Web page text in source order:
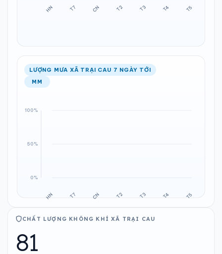
LƯỢNG MƯA XÃ TRẠI CAU 7 NGÀY TỚI
MM
CHẤT LƯỢNG KHÔNG KHÍ XÃ TRẠI CAU
81